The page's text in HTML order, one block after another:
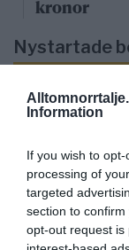
Information
If you wish to
processing of
targeted
section to
opt-out request is
kronor
Nystartade
27/4 NYA
KGT
16/4 NYA